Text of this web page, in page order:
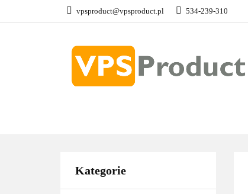
vpsproduct@vpsproduct.pl 534-239-310
GRZEJNIKI
Kategorie